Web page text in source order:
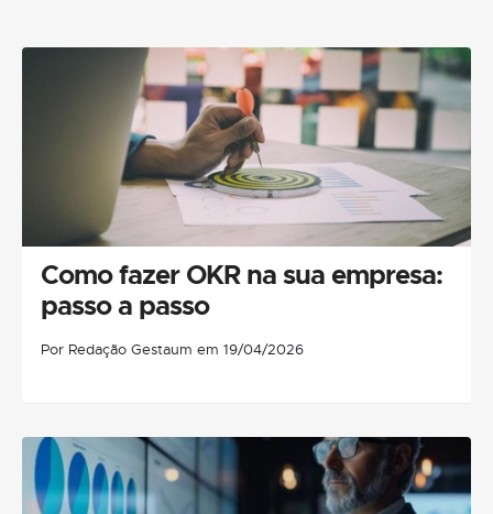
Como fazer OKR na sua empresa:
passo a passo
Por Redação Gestaum em 19/04/2026